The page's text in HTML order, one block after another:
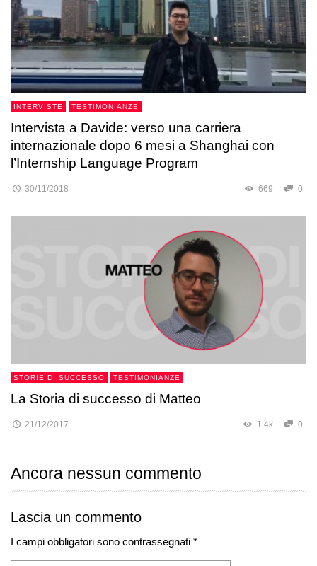
INTERVISTE TESTIMONIANZE
Intervista a Davide: verso una carriera
internazionale dopo 6 mesi a Shanghai con
l’Internship Language Program
30/11/2018 669 0
STORIE DI SUCCESSO TESTIMONIANZE
La Storia di successo di Matteo
21/12/2017 1.4k 0
Ancora nessun commento
Lascia un commento
I campi obbligatori sono contrassegnati *